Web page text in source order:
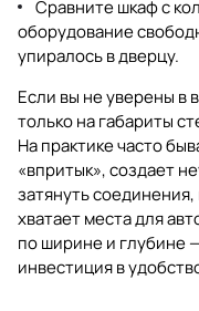
Сравните шкаф с
оборудование
упиралось в дверцу.
Если вы не уверены в
только на габариты
На практике часто
«впритык», создает
затянуть
хватает места для
по ширине и глубине
инвестиция в